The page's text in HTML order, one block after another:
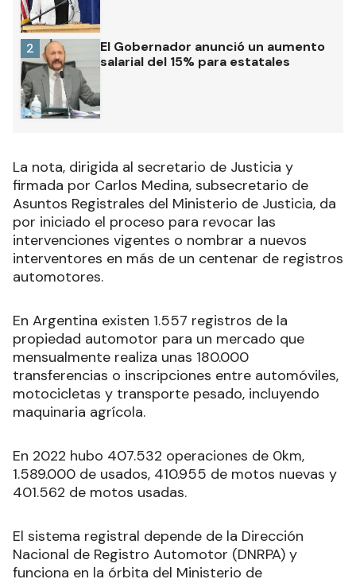
El Gobernador anunció un aumento
salarial del 15% para estatales
2
La nota, dirigida al secretario de Justicia y
firmada por Carlos Medina, subsecretario de
Asuntos Registrales del Ministerio de Justicia, da
por iniciado el proceso para revocar las
intervenciones vigentes o nombrar a nuevos
interventores en más de un centenar de registros
automotores.
En Argentina existen 1.557 registros de la
propiedad automotor para un mercado que
mensualmente realiza unas 180.000
transferencias o inscripciones entre automóviles,
motocicletas y transporte pesado, incluyendo
maquinaria agrícola.
En 2022 hubo 407.532 operaciones de 0km,
1.589.000 de usados, 410.955 de motos nuevas y
401.562 de motos usadas.
El sistema registral depende de la Dirección
Nacional de Registro Automotor (DNRPA) y
funciona en la órbita del Ministerio de